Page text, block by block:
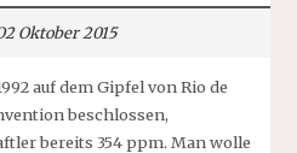
Oktober 2015
auf dem Gipfel von Rio de
beschlossen,
bereits 354 ppm. Man wolle